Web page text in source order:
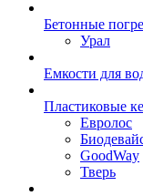
Бетонные
Урал
Емкости для
Пластиковые
Евролос
GoodWay
Тверь